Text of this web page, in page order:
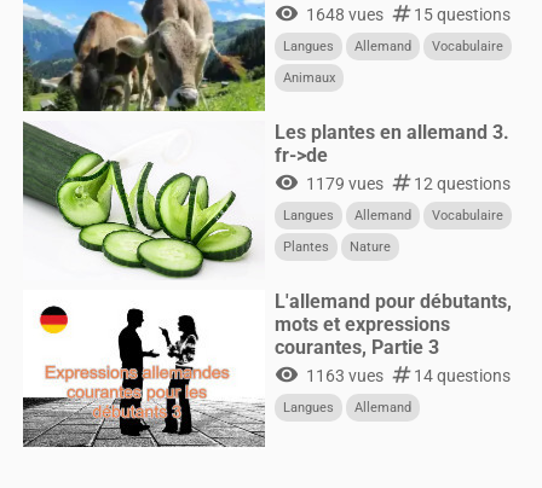
visibility 1648 vues numbers15 questions
Langues Allemand
Vocabulaire
Animaux
Les plantes en allemand 3.
fr->de
visibility 1179 vues numbers12 questions
Langues Allemand
Vocabulaire
Plantes
Nature
L'allemand pour débutants,
mots et expressions
courantes, Partie 3
visibility 1163 vues numbers14 questions
Langues Allemand